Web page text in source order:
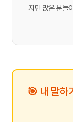
지만 많은 분들
🎯 내 말하